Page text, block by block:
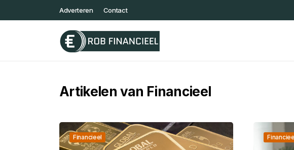
Adverteren Contact
Artikelen van Financieel
Financieel